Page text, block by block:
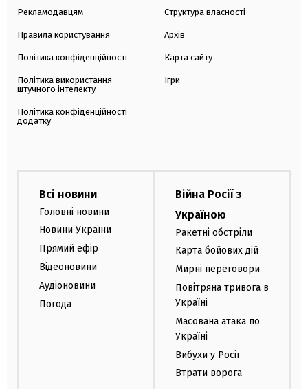
Рекламодавцям
Правила користування
Політика конфіденційності
Політика використання
штучного інтелекту
Політика конфіденційності
додатку
Структура власності
Архів
Карта сайту
Ігри
Всі новини
Головні новини
Новини України
Прямий ефір
Відеоновини
Аудіоновини
Погода
Війна Росії з
Україною
Ракетні обстріли
Карта бойових дій
Мирні переговори
Повітряна тривога в
Україні
Масована атака по
Україні
Вибухи у Росії
Втрати ворога